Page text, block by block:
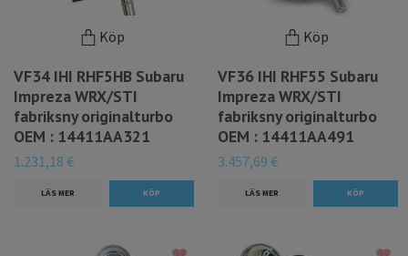
Köp
VF34 IHI RHF5HB Subaru
Impreza WRX/STI
fabriksny originalturbo
OEM : 14411AA321
1.231,18 €
LÄS MER
Köp
VF36 IHI RHF55 Subaru
Impreza WRX/STI
fabriksny originalturbo
OEM : 14411AA491
3.457,69 €
LÄS MER